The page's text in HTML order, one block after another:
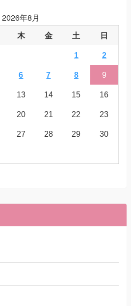
2026年8月
木 金 土 日
1 2
6 7 8 9
13 14 15 16
20 21 22 23
27 28 29 30